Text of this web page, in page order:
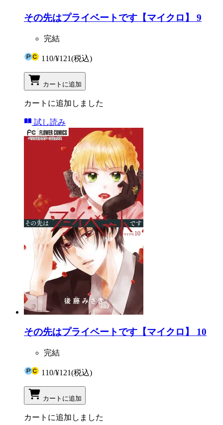
その先はプライベートです【マイクロ】 9
完結
110/¥121(税込)
カートに追加
カートに追加しました
試し読み
その先はプライベートです【マイクロ】 10
完結
110/¥121(税込)
カートに追加
カートに追加しました